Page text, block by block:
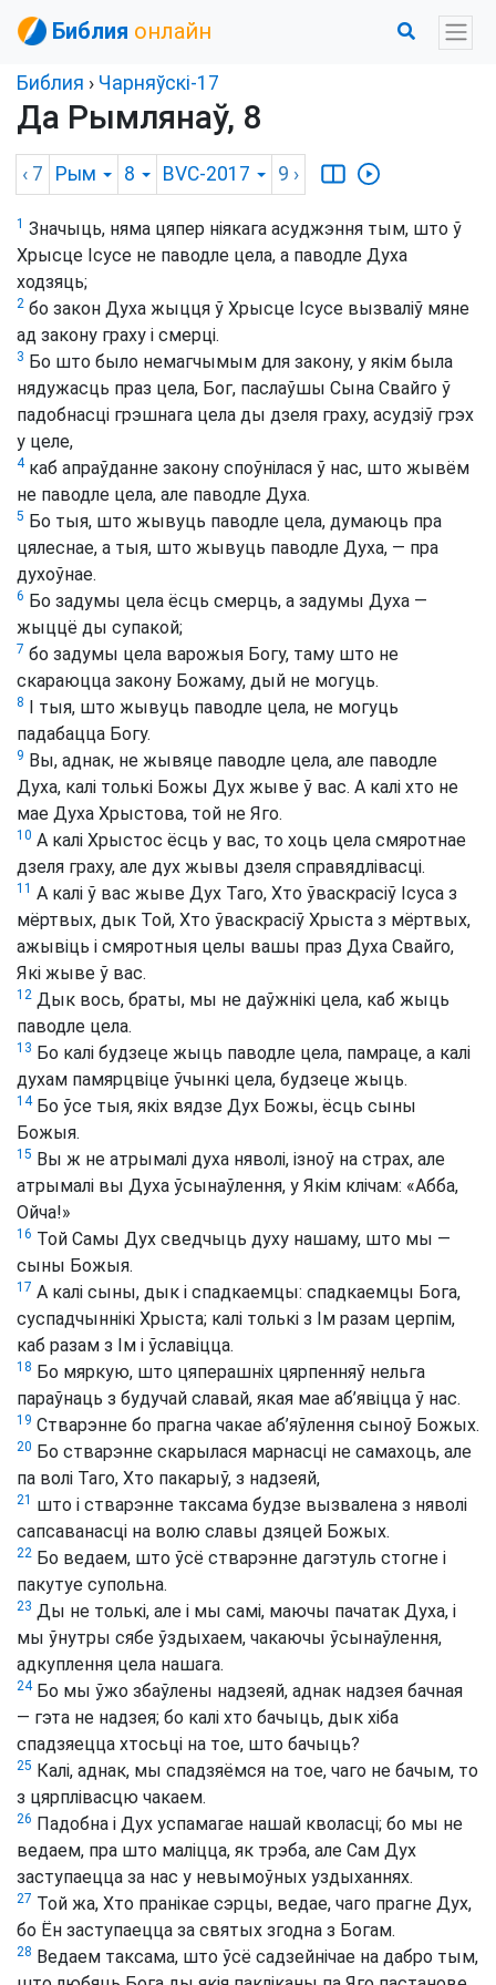
Библия онлайн
Библия › Чарняўскі-17
Да Рымлянаў, 8
‹ 7 Рым 8 BVC-2017 9 ›
1 Значыць, няма цяпер ніякага асуджэння тым, што ў
Хрысце Ісусе не паводле цела, а паводле Духа
ходзяць;
2 бо закон Духа жыцця ў Хрысце Ісусе вызваліў мяне
ад закону граху і смерці.
3 Бо што было немагчымым для закону, у якім была
нядужасць праз цела, Бог, паслаўшы Сына Свайго ў
падобнасці грэшнага цела ды дзеля граху, асудзіў грэх
у целе,
4каб апраўданне закону споўнілася ў нас, што жывём
не паводле цела, але паводле Духа.
5 Бо тыя, што жывуць паводле цела, думаюць пра
цялеснае, а тыя, што жывуць паводле Духа, — пра
духоўнае.
6 Бо задумы цела ёсць смерць, а задумы Духа —
жыццё ды супакой;
7 бо задумы цела варожыя Богу, таму што не
скараюцца закону Божаму, дый не могуць.
8 І тыя, што жывуць паводле цела, не могуць
падабацца Богу.
9 Вы, аднак, не жывяце паводле цела, але паводле
Духа, калі толькі Божы Дух жыве ў вас. А калі хто не
мае Духа Хрыстова, той не Яго.
10 А калі Хрыстос ёсць у вас, то хоць цела смяротнае
дзеля граху, але дух жывы дзеля справядлівасці.
11 А калі ў вас жыве Дух Таго, Хто ўваскрасіў Ісуса з
мёртвых, дык Той, Хто ўваскрасіў Хрыста з мёртвых,
ажывіць і смяротныя целы вашы праз Духа Свайго,
Які жыве ў вас.
12 Дык вось, браты, мы не даўжнікі цела, каб жыць
паводле цела.
13 Бо калі будзеце жыць паводле цела, памраце, а калі
духам памярцвіце ўчынкі цела, будзеце жыць.
14Бо ўсе тыя, якіх вядзе Дух Божы, ёсць сыны
Божыя.
15 Вы ж не атрымалі духа няволі, ізноў на страх, але
атрымалі вы Духа ўсынаўлення, у Якім клічам: «Абба,
Ойча!»
16 Той Самы Дух сведчыць духу нашаму, што мы —
сыны Божыя.
17 А калі сыны, дык і спадкаемцы: спадкаемцы Бога,
суспадчыннікі Хрыста; калі толькі з Ім разам церпім,
каб разам з Ім і ўславіцца.
18 Бо мяркую, што цяперашніх цярпенняў нельга
параўнаць з будучай славай, якая мае аб’явіцца ў нас.
19 Стварэнне бо прагна чакае аб’яўлення сыноў Божых.
20 Бо стварэнне скарылася марнасці не самахоць, але
па волі Таго, Хто пакарыў, з надзеяй,
21 што і стварэнне таксама будзе вызвалена з няволі
сапсаванасці на волю славы дзяцей Божых.
22 Бо ведаем, што ўсё стварэнне дагэтуль стогне і
пакутуе супольна.
23 Ды не толькі, але і мы самі, маючы пачатак Духа, і
мы ўнутры сябе ўздыхаем, чакаючы ўсынаўлення,
адкуплення цела нашага.
24Бо мы ўжо збаўлены надзеяй, аднак надзея бачная
— гэта не надзея; бо калі хто бачыць, дык хіба
спадзяецца хтосьці на тое, што бачыць?
25 Калі, аднак, мы спадзяёмся на тое, чаго не бачым, то
з цярплівасцю чакаем.
26 Падобна і Дух успамагае нашай кволасці; бо мы не
ведаем, пра што маліцца, як трэба, але Сам Дух
заступаецца за нас у невымоўных уздыханнях.
27 Той жа, Хто пранікае сэрцы, ведае, чаго прагне Дух,
бо Ён заступаецца за святых згодна з Богам.
28 Ведаем таксама, што ўсё садзейнічае на дабро тым,